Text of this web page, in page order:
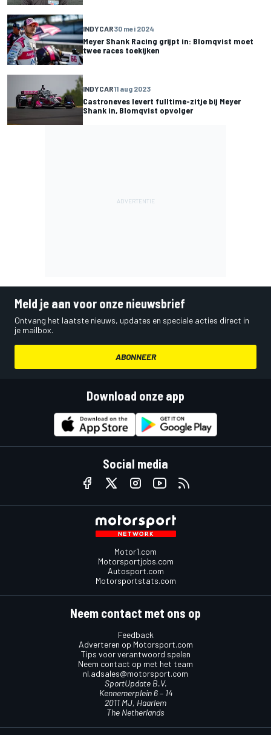
INDYCAR30 mei 2024
Meyer Shank Racing grijpt in: Blomqvist moet
twee races toekijken
INDYCAR11 aug 2023
Castroneves levert fulltime-zitje bij Meyer
Shank in, Blomqvist opvolger
Meld je aan voor onze nieuwsbrief
Ontvang het laatste nieuws, updates en speciale acties direct in
je mailbox.
ABONNEER
Download onze app
Social media
Motor1.com
Motorsportjobs.com
Autosport.com
Motorsportstats.com
Neem contact met ons op
Feedback
Adverteren op Motorsport.com
Tips voor verantwoord spelen
Neem contact op met het team
nl.adsales@motorsport.com
SportUpdate B.V.
Kennemerplein 6 – 14
2011 MJ, Haarlem
The Netherlands